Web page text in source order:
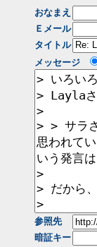
おなまえ
Ｅメール
タイトル
メッセージ
参照先
暗証キー